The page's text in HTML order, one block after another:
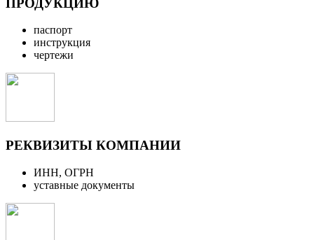
паспорт
инструкция
чертежи
РЕКВИЗИТЫ КОМПАНИИ
ИНН, ОГРН
уставные документы